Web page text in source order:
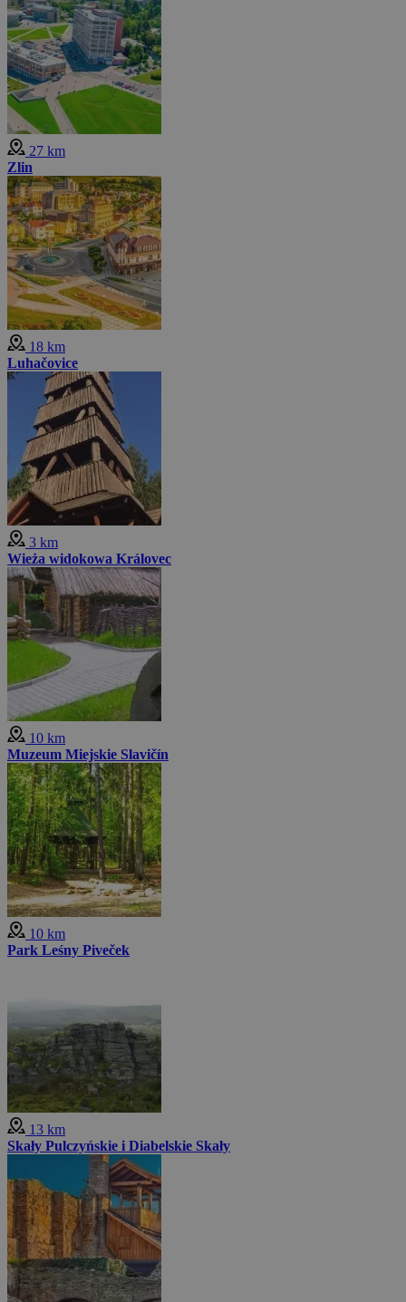
Mniej zdjęć
27 km
Zlin
18 km
Luhačovice
3 km
Wieża widokowa Královec
10 km
Muzeum Miejskie Slavičín
10 km
Park Leśny Piveček
13 km
Skały Pulczyńskie i Diabelskie Skały